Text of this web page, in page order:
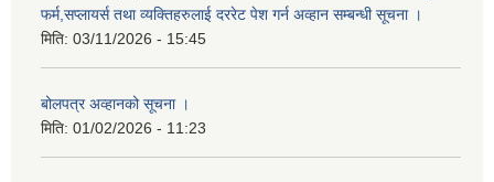
फर्म,सप्लायर्स तथा व्यक्तिहरुलाई दररेट पेश गर्न अव्हान सम्बन्धी सूचना ।
मिति: 03/11/2026 - 15:45
बोलपत्र अव्हानको सूचना ।
मिति: 01/02/2026 - 11:23